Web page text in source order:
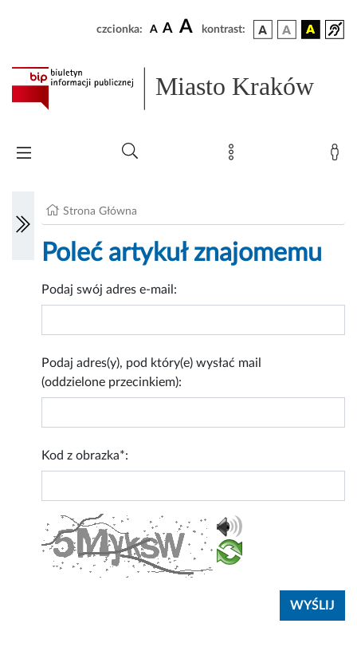
czcionka: A A A kontrast:
Miasto Kraków
Strona Główna
Poleć artykuł znajomemu
Podaj swój adres e-mail:
Podaj adres(y), pod który(e) wysłać mail
(oddzielone przecinkiem):
Kod z obrazka*: